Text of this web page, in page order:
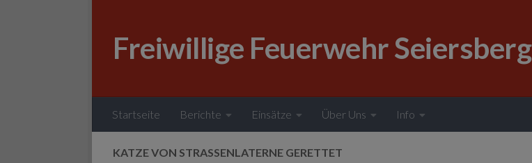
Freiwillige Feuerwehr Seiersberg
Startseite Berichte Einsätze Über Uns Info
KATZE VON STRASSENLATERNE GERETTET